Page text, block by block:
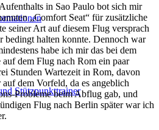
Stützpunkttrainer
in Sao Paulo bot sich mir
„Comfort Seat“ für zusätzliche
seiner Art auf diesem Flug versprach
bedingt halten konnte. Dennoch war
habe ich mir das bei dem
dem Flug nach Rom ein paar
Stunden Wartezeit in Rom, davon
dem Vorfeld, da es angeblich
Probleme beim Abflug gab, und
Flug nach Berlin später war ich